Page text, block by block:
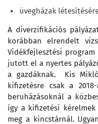
üvegházak
A diverzifikációs
korábban elrendelt
Vidékfejlesztési
jutott el a nyertes
a gazdáknak. Kis
kifizetésre csak a
beruházásoknál a
így a kifizetési
meg a kincstárnál.